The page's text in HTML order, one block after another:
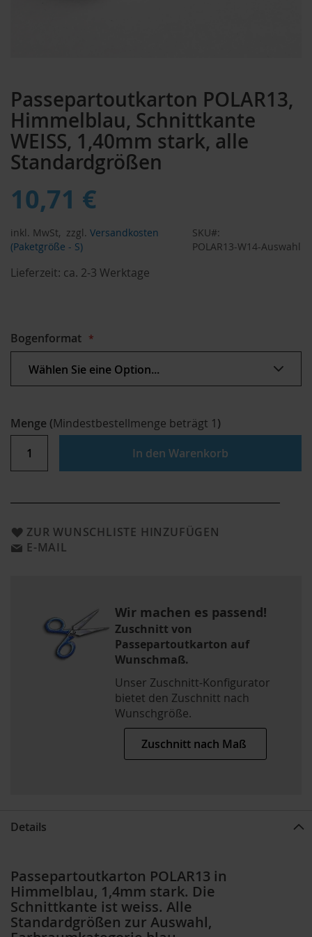
Passepartoutkarton POLAR13,
Himmelblau, Schnittkante
WEISS, 1,40mm stark, alle
Standardgrößen
10,71 €
inkl. MwSt, zzgl. Versandkosten
(Paketgröße - S)
SKU
POLAR13-W14-Auswahl
Lieferzeit: ca. 2-3 Werktage
Bogenformat
Menge (Mindestbestellmenge beträgt 1)
In den Warenkorb
ZUR WUNSCHLISTE HINZUFÜGEN
E-MAIL
Wir machen es passend!
Zuschnitt von
Passepartoutkarton auf
Wunschmaß.
Unser Zuschnitt-Konfigurator
bietet den Zuschnitt nach
Wunschgröße.
Zuschnitt nach Maß
der
Bildergalerie
springen
Details
Passepartoutkarton POLAR13 in
Himmelblau, 1,4mm stark. Die
Schnittkante ist weiss. Alle
Standardgrößen zur Auswahl,